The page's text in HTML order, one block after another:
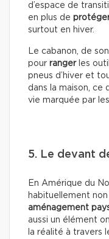
d’espace de
en plus de
surtout en hiver.
Le cabanon, de
pour rangerles
pneus d’hiver et
dans la maison, ce
vie marquée par
5. Le devant
En Amérique du
habituellement
aménagement
aussi un élément
la réalité à travers